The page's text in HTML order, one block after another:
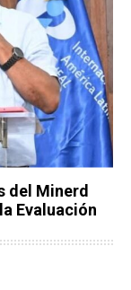
del Minerd
Evaluación